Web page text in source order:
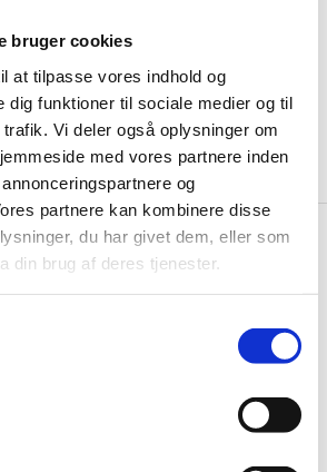
bruger cookies
at tilpasse vores indhold og
dig funktioner til sociale medier og til
Vi deler også oplysninger om
med vores partnere inden
og
partnere kan kombinere disse
du har givet dem, eller som
din brug af deres tjenester.
Ja tak, tilmeld mig